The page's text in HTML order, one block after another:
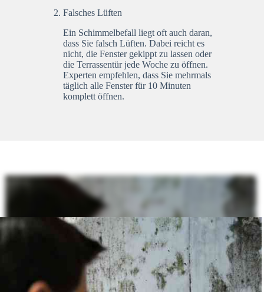
Falsches Lüften
Ein Schimmelbefall liegt oft auch daran,
dass Sie falsch Lüften. Dabei reicht es
nicht, die Fenster gekippt zu lassen oder
die Terrassentür jede Woche zu öffnen.
Experten empfehlen, dass Sie mehrmals
täglich alle Fenster für 10 Minuten
komplett öffnen.